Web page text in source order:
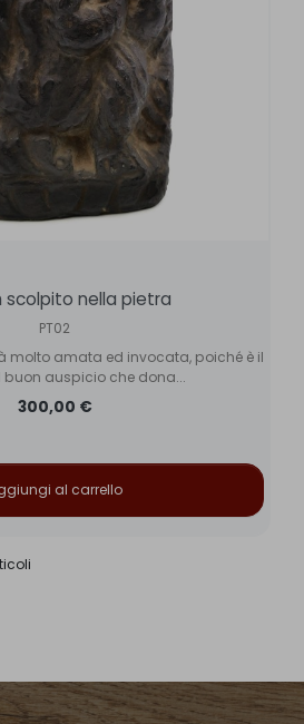
scolpito nella pietra
PT02
molto amata ed invocata, poiché è il
buon auspicio che dona...
300,00 €
al carrello